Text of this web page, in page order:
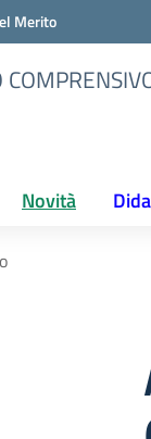
Merito
Novità